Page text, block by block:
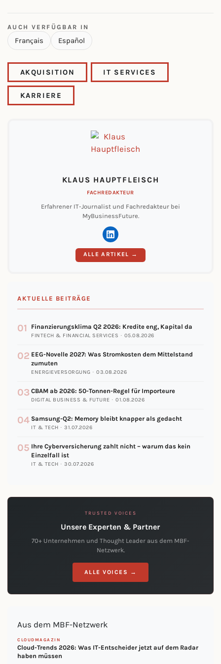
AUCH VERFÜGBAR IN
Français Español
AKQUISITION IT SERVICES
KARRIERE
KLAUS HAUPTFLEISCH
FACHREDAKTEUR
Erfahrener IT-Journalist und Fachredakteur bei
MyBusinessFuture.
ALLE ARTIKEL →
AKTUELLE BEITRÄGE
01 Finanzierungsklima Q2 2026: Kredite eng, Kapital da
FINTECH & FINANCIAL SERVICES · 05.08.2026
02 EEG-Novelle 2027: Was Stromkosten dem Mittelstand
zumuten
ENERGIEVERSORGUNG · 03.08.2026
03 CBAM ab 2026: 50-Tonnen-Regel für Importeure
DIGITAL BUSINESS & FUTURE · 01.08.2026
04 Samsung-Q2: Memory bleibt knapper als gedacht
IT & TECH · 31.07.2026
05 Ihre Cyberversicherung zahlt nicht – warum das kein
Einzelfall ist
IT & TECH · 30.07.2026
TRUSTED VOICES
Unsere Experten & Partner
70+ Unternehmen und Thought Leader aus dem MBF-
Netzwerk.
ALLE VOICES →
Aus dem MBF-Netzwerk
CLOUDMAGAZIN
Cloud-Trends 2026: Was IT-Entscheider jetzt auf dem Radar
haben müssen